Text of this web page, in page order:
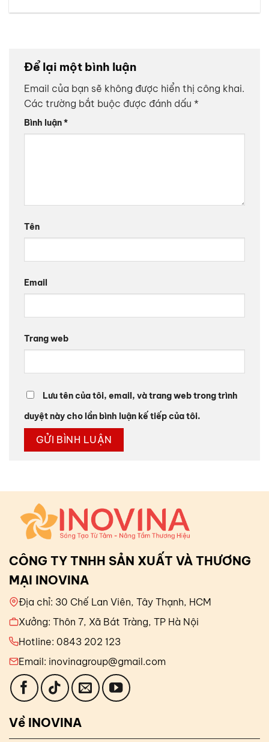
Để lại một bình luận
Email của bạn sẽ không được hiển thị công khai.
Các trường bắt buộc được đánh dấu *
Bình luận*
Tên
Email
Trang web
Lưu tên của tôi, email, và trang web trong trình
duyệt này cho lần bình luận kế tiếp của tôi.
CÔNG TY TNHH SẢN XUẤT VÀ THƯƠNG
MẠI INOVINA
Địa chỉ: 30 Chế Lan Viên, Tây Thạnh, HCM
Xưởng: Thôn 7, Xã Bát Tràng, TP Hà Nội
Hotline: 0843 202 123
Email: inovinagroup@gmail.com
Về INOVINA